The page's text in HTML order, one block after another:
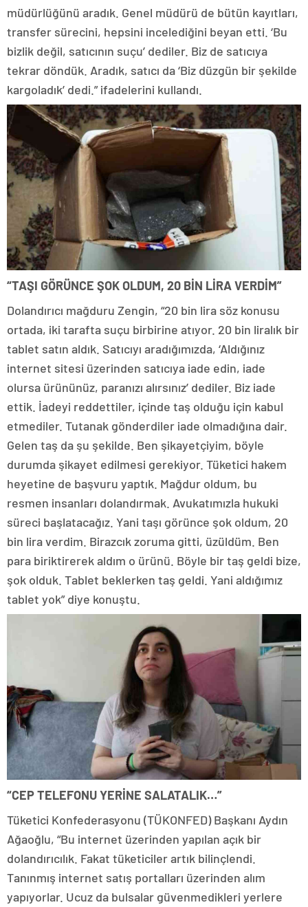
müdürlüğünü aradık. Genel müdürü de bütün kayıtları,
transfer sürecini, hepsini incelediğini beyan etti. ‘Bu
bizlik değil, satıcının suçu’ dediler. Biz de satıcıya
tekrar döndük. Aradık, satıcı da ‘Biz düzgün bir şekilde
kargoladık’ dedi.” ifadelerini kullandı.
“TAŞI GÖRÜNCE ŞOK OLDUM, 20 BİN LİRA VERDİM”
Dolandırıcı mağduru Zengin, “20 bin lira söz konusu
ortada, iki tarafta suçu birbirine atıyor. 20 bin liralık bir
tablet satın aldık. Satıcıyı aradığımızda, ‘Aldığınız
internet sitesi üzerinden satıcıya iade edin, iade
olursa ürününüz, paranızı alırsınız’ dediler. Biz iade
ettik. İadeyi reddettiler, içinde taş olduğu için kabul
etmediler. Tutanak gönderdiler iade olmadığına dair.
Gelen taş da şu şekilde. Ben şikayetçiyim, böyle
durumda şikayet edilmesi gerekiyor. Tüketici hakem
heyetine de başvuru yaptık. Mağdur oldum, bu
resmen insanları dolandırmak. Avukatımızla hukuki
süreci başlatacağız. Yani taşı görünce şok oldum, 20
bin lira verdim. Birazcık zoruma gitti, üzüldüm. Ben
para biriktirerek aldım o ürünü. Böyle bir taş geldi bize,
şok olduk. Tablet beklerken taş geldi. Yani aldığımız
tablet yok” diye konuştu.
“CEP TELEFONU YERİNE SALATALIK…”
Tüketici Konfederasyonu (TÜKONFED) Başkanı Aydın
Ağaoğlu, “Bu internet üzerinden yapılan açık bir
dolandırıcılık. Fakat tüketiciler artık bilinçlendi.
Tanınmış internet satış portalları üzerinden alım
yapıyorlar. Ucuz da bulsalar güvenmedikleri yerlere